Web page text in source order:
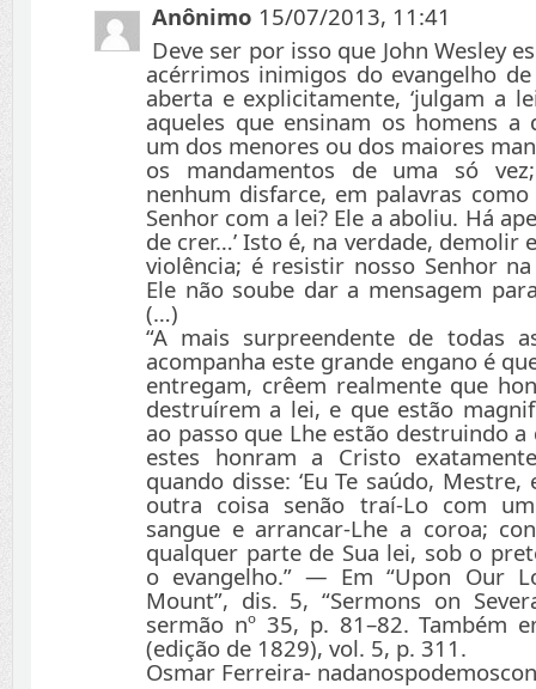
Anônimo 15/07/2013, 11:41
Deve ser por isso que John Wesley
acérrimos inimigos do evangelho
aberta e explicitamente, ‘julgam a
aqueles que ensinam os homens a
um dos menores ou dos maiores
os mandamentos de uma só
nenhum disfarce, em palavras como
Senhor com a lei? Ele a aboliu. Há
de crer…’ Isto é, na verdade, demolir
violência; é resistir nosso Senhor
Ele não soube dar a mensagem
(…)
“A mais surpreendente de todas
acompanha este grande engano é
entregam, crêem realmente que
destruírem a lei, e que estão
ao passo que Lhe estão destruindo
estes honram a Cristo
quando disse: ‘Eu Te saúdo,
outra coisa senão traí-Lo com
sangue e arrancar-Lhe a coroa;
qualquer parte de Sua lei, sob o
o evangelho.” — Em “Upon Our
Mount”, dis. 5, “Sermons on
sermão nº 35, p. 81–82. Também
(edição de 1829), vol. 5, p. 311.
Osmar Ferreira-